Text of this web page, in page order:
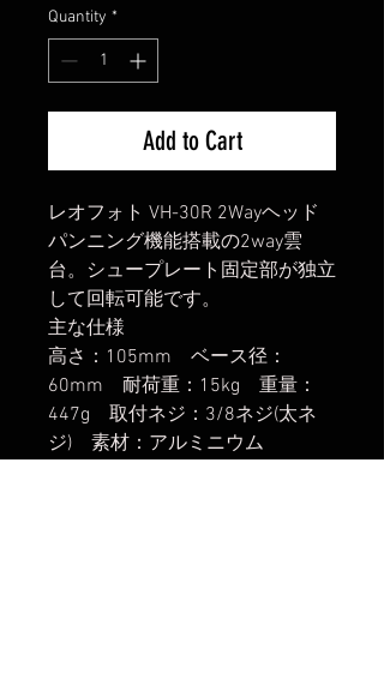
Quantity *
Add to Cart
レオフォト VH-30R 2Wayヘッド
パンニング機能搭載の2way雲
台。シュープレート固定部が独立
して回転可能です。
主な仕様
高さ：105mm ベース径：
60mm 耐荷重：15kg 重量：
447g 取付ネジ：3/8ネジ(太ネ
ジ) 素材：アルミニウム